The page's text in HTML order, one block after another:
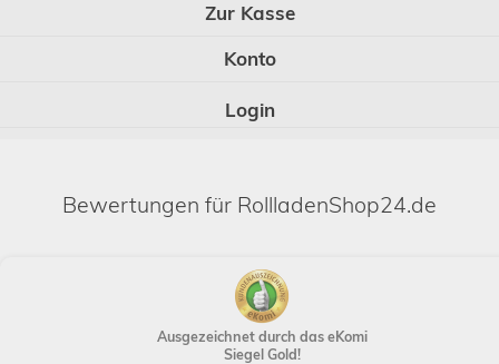
Zur Kasse
Konto
Login
Bewertungen für RollladenShop24.de
Ausgezeichnet durch das eKomi
Siegel Gold!